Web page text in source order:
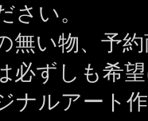
さい。
無い物、予
必ずしも希
ナルアート